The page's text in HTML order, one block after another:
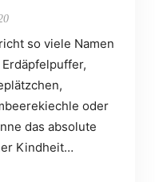
so viele Namen
oder
das absolute
Kindheit…